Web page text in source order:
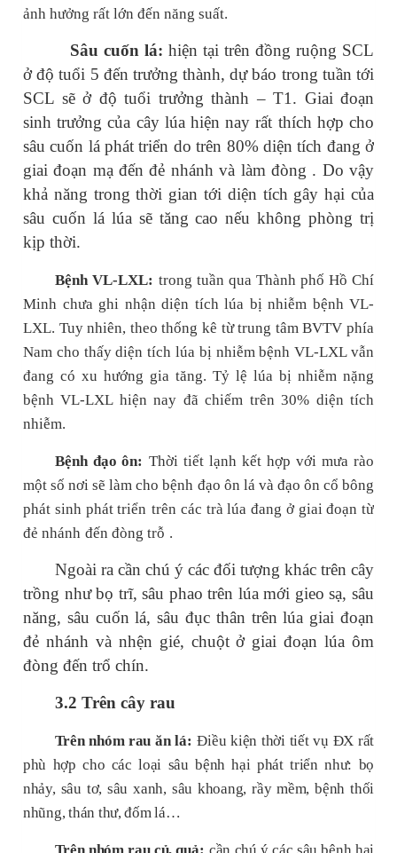
ảnh hưởng rất lớn đến năng suất.
Sâu cuốn lá: hiện tại trên đồng ruộng SCL
ở độ tuổi 5 đến trưởng thành, dự báo trong tuần tới
SCL sẽ ở độ tuổi trưởng thành – T1. Giai đoạn
sinh trưởng của cây lúa hiện nay rất thích hợp cho
sâu cuốn lá phát triển do trên 80% diện tích đang ở
giai đoạn mạ đến đẻ nhánh và làm đòng . Do vậy
khả năng trong thời gian tới diện tích gây hại của
sâu cuốn lá lúa sẽ tăng cao nếu không phòng trị
kịp thời.
Bệnh VL-LXL: trong tuần qua Thành phố Hồ Chí
Minh chưa ghi nhận diện tích lúa bị nhiễm bệnh VL-
LXL. Tuy nhiên, theo thống kê từ trung tâm BVTV phía
Nam cho thấy diện tích lúa bị nhiễm bệnh VL-LXL vẫn
đang có xu hướng gia tăng. Tỷ lệ lúa bị nhiễm nặng
bệnh VL-LXL hiện nay đã chiếm trên 30% diện tích
nhiễm.
Bệnh đạo ôn: Thời tiết lạnh kết hợp với mưa rào
một số nơi sẽ làm chobệnh đạo ôn lá và đạo ôn cổ bông
phát sinh phát triển trên các tràlúa đang ở giai đoạn từ
đẻ nhánh đến đòng trỗ .
Ngoài ra cần chú ý các đối tượng khác trên cây
trồng như bọ trĩ, sâu phao trên lúa mới gieo sạ, sâu
năng, sâu cuốn lá, sâu đục thân trên lúa giai đoạn
đẻ nhánh và nhện gié, chuột ở giai đoạn lúa ôm
đòng đến trổ chín.
3.2 Trên cây rau
Trên nhóm rau ăn lá: Điều kiện thời tiết vụ ĐX rất
phù hợp cho các loại sâu bệnh hại phát triển như: bọ
nhảy, sâu tơ, sâu xanh, sâu khoang, rầy mềm, bệnh thối
nhũng, thán thư, đốm lá…